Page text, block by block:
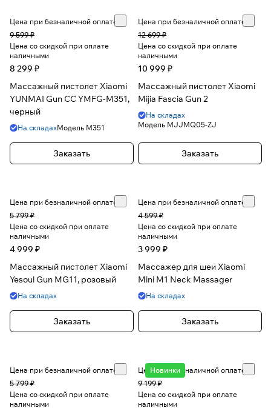
Цена при безналичной оплате
9 599 ₽
Цена со скидкой при оплате
наличными
8 299 ₽
Массажный пистолет Xiaomi
YUNMAI Gun CC YMFG-M351,
черный
На складахМодель M351
Заказать
Цена при безналичной оплате
12 699 ₽
Цена со скидкой при оплате
наличными
10 999 ₽
Массажный пистолет Xiaomi
Mijia Fascia Gun 2
На складах
Модель MJJMQ05-ZJ
Заказать
Цена при безналичной оплате
5 799 ₽
Цена со скидкой при оплате
наличными
4 999 ₽
Массажный пистолет Xiaomi
Yesoul Gun MG11, розовый
На складах
Заказать
Цена при безналичной оплате
4 599 ₽
Цена со скидкой при оплате
наличными
3 999 ₽
Массажер для шеи Xiaomi
Mini M1 Neck Massager
На складах
Заказать
Цена при безналичной оплате
5 799 ₽
Цена со скидкой при оплате
наличными
Новинки
Цена при безналичной оплате
9 199 ₽
Цена со скидкой при оплате
наличными